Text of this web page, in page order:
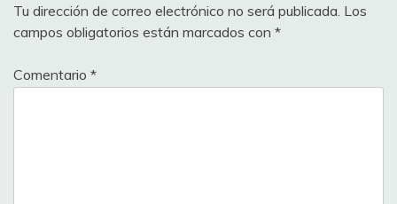
Tu dirección de correo electrónico no será publicada. Los
campos obligatorios están marcados con *
Comentario *